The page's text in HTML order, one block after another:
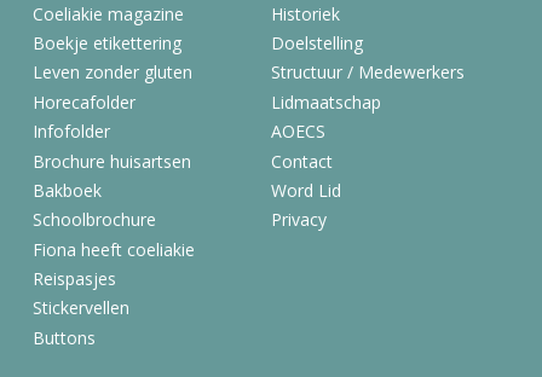
Coeliakie magazine
Boekje etikettering
Leven zonder gluten
Horecafolder
Infofolder
Brochure huisartsen
Bakboek
Schoolbrochure
Fiona heeft coeliakie
Reispasjes
Stickervellen
Buttons
Historiek
Doelstelling
Structuur / Medewerkers
Lidmaatschap
AOECS
Contact
Word Lid
Privacy